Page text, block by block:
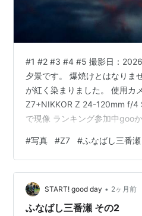
#1 #2 #3 #4 #5 撮影日：
夕景です。 爆焼けとはなりま
が紅く染まりました。 使用カ
Z7+NIKKOR Z 24-120mm f/4
で現像 ランキング参加中goo
ブログランキング参加中Nikon
#写真 #Z7 #ふなばし三番瀬
START! good day • 2ヶ月前
ふなばし三番瀬 その2